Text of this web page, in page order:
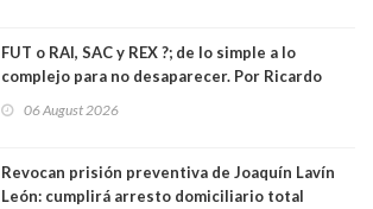
FUT o RAI, SAC y REX ?; de lo simple a lo
complejo para no desaparecer. Por Ricardo
06 August 2026
Revocan prisión preventiva de Joaquín Lavín
León: cumplirá arresto domiciliario total